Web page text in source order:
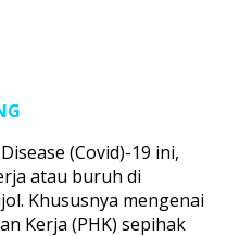
(Covid)-19 ini,
atau buruh di
Khususnya mengenai
Kerja (PHK) sepihak